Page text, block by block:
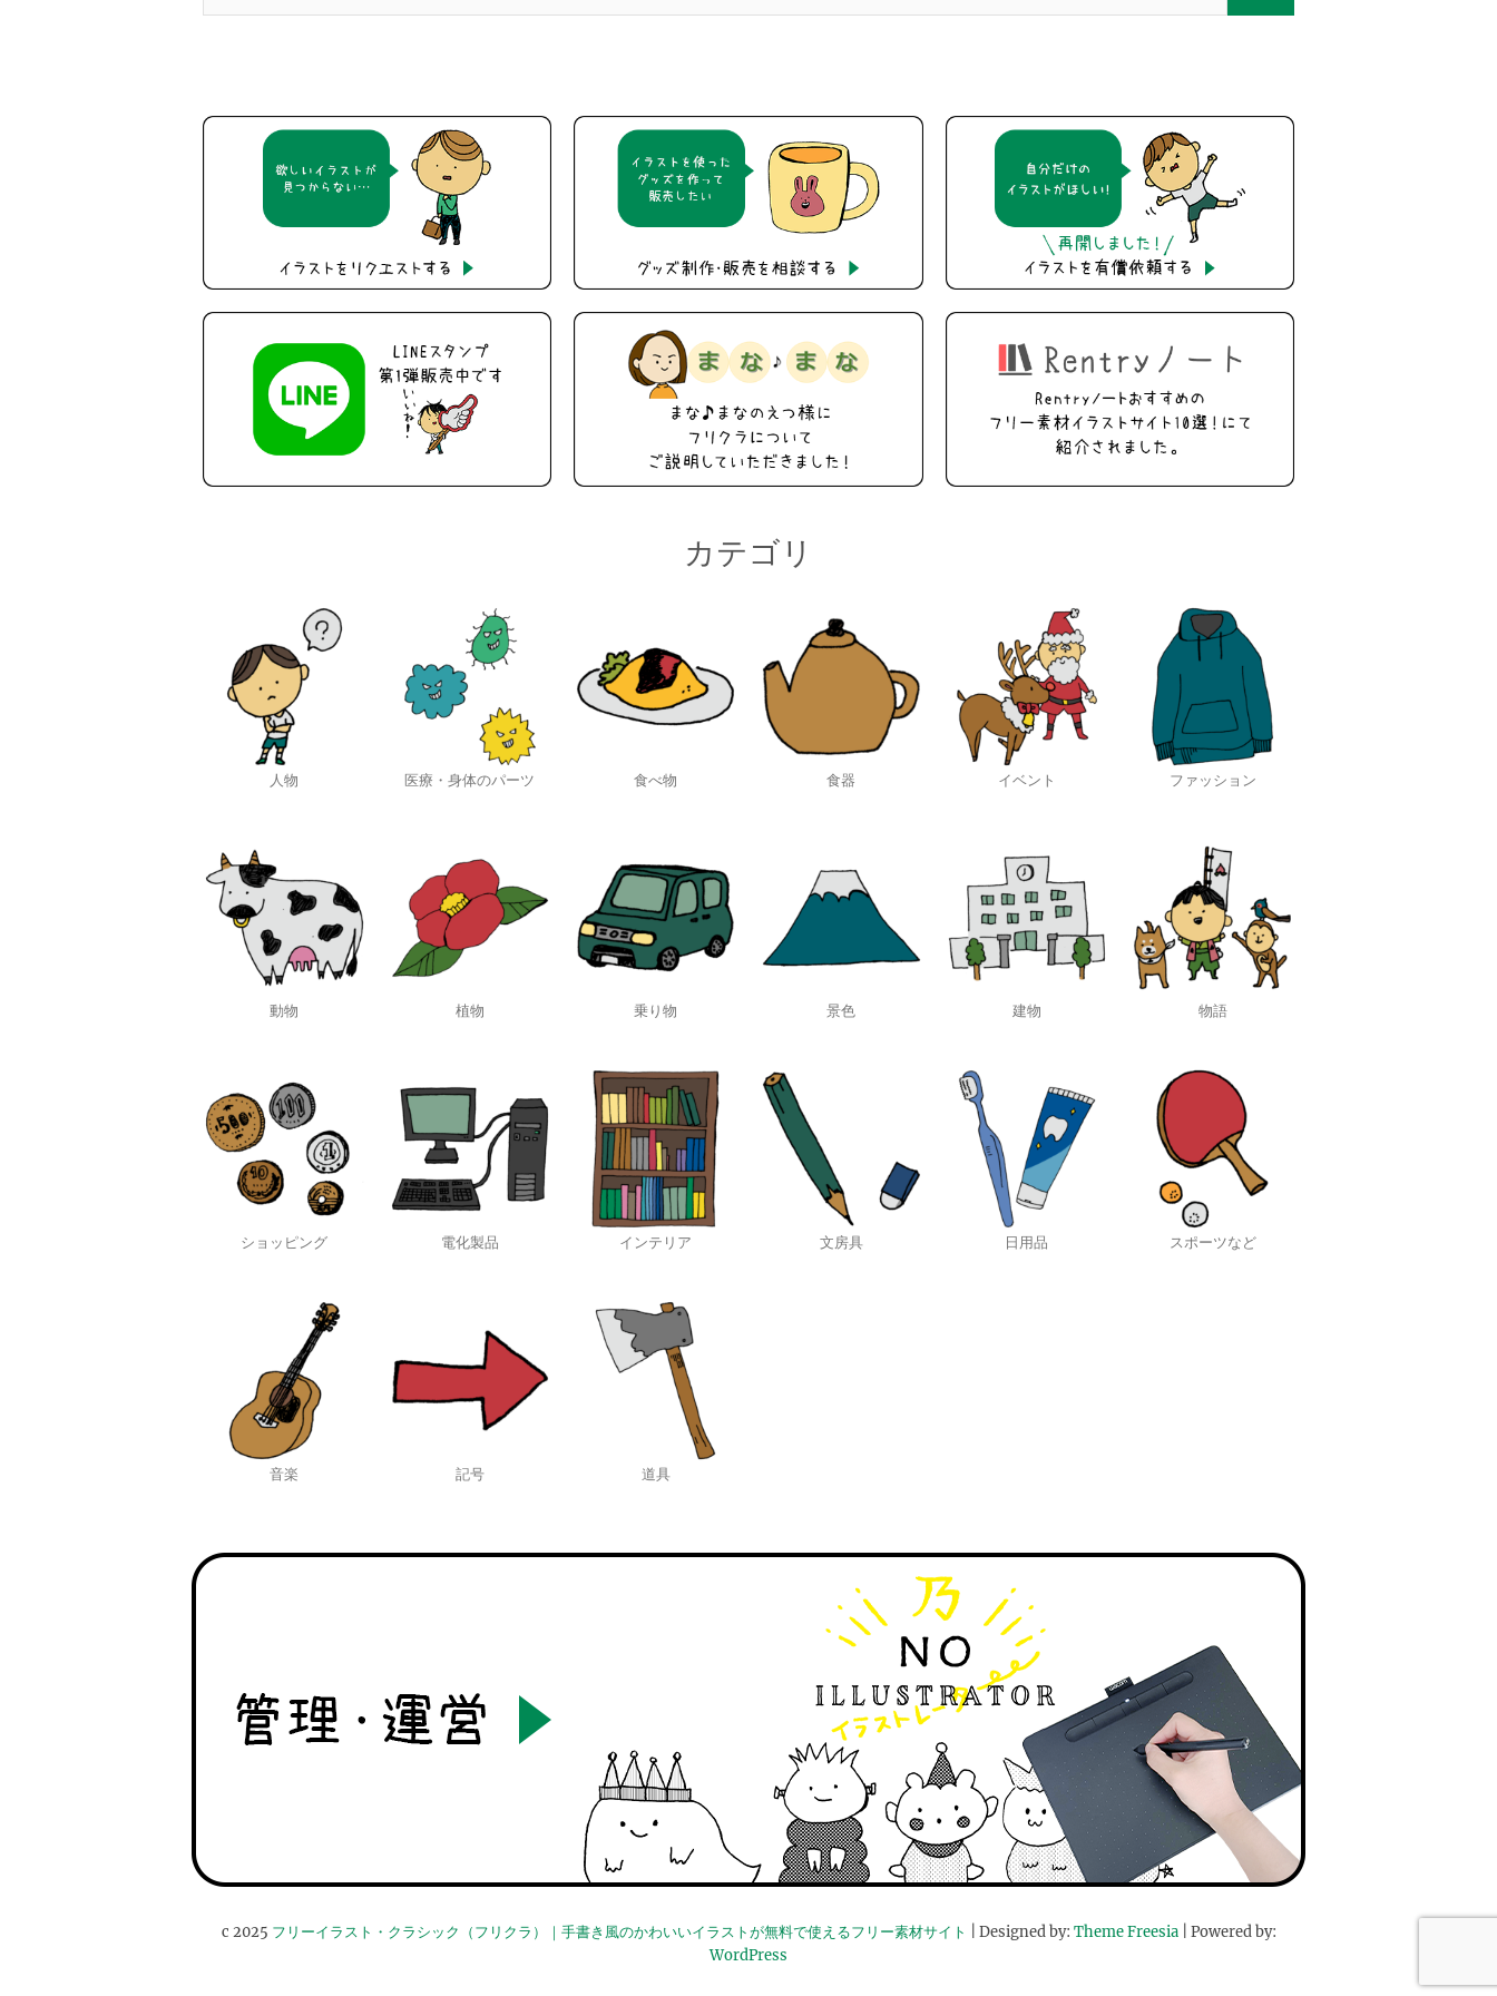
カテゴリ
人物 医療・身体のパーツ 食べ物 食器 イベント ファッション
動物 植物 乗り物 景色 建物 物語
ショッピング 電化製品 インテリア 文房具 日用品 スポーツなど
音楽 記号 道具
c 2025 フリーイラスト・クラシック（フリクラ）｜手書き風のかわいいイラストが無料で使えるフリー素材サイト | Designed by: Theme Freesia| Powered by:
WordPress